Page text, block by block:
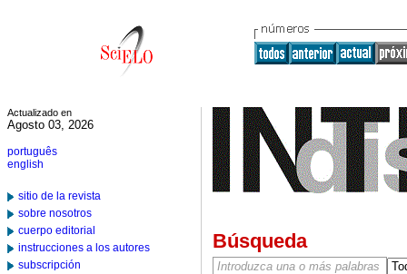
Actualizado en
Agosto 03, 2026
português
english
sitio de la revista
sobre nosotros
cuerpo editorial
instrucciones a los autores
subscripción
Búsqueda